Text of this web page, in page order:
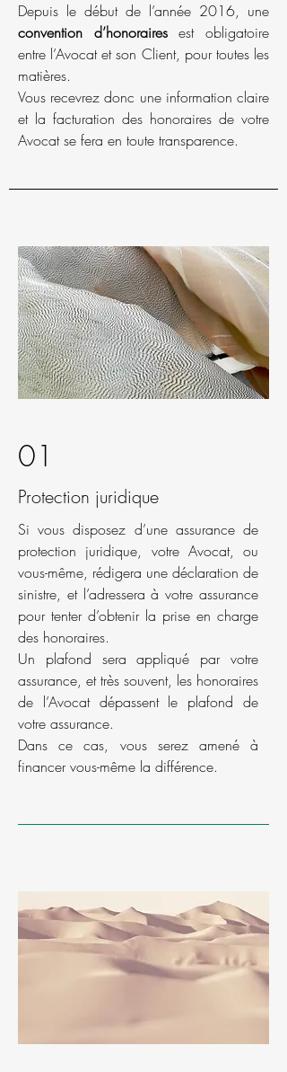
Depuis le début de l’année 2016, une
convention d’honorairesest obligatoire
entre l’Avocat et son Client, pour toutes les
matières.
Vous recevrez donc une information claire
et la facturation des honoraires de votre
Avocat se fera en toute transparence.
01
Protection juridique
Si vous disposez d’une assurance de
protection juridique, votre Avocat, ou
vous-même, rédigera une déclaration de
sinistre, et l’adressera à votre assurance
pour tenter d’obtenir la prise en charge
des honoraires.
Un plafond sera appliqué par votre
assurance, et très souvent, les honoraires
de l’Avocat dépassent le plafond de
votre assurance.
Dans ce cas, vous serez amené à
financer vous-même la différence.